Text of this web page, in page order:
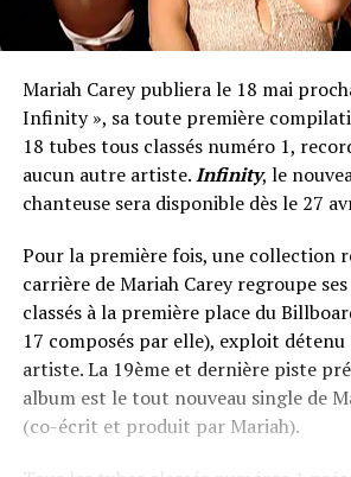
Mariah Carey publiera le 18 mai
Infinity », sa toute première
18 tubes tous classés numéro 1,
aucun autre artiste.Infinity, le
chanteuse sera disponible dès le 27
Pour la première fois, une collection
carrière de Mariah Carey regroupe
classés à la première place du
17 composés par elle), exploit
artiste. La 19ème et dernière piste
album est le tout nouveau single de
(co-écrit et produit par Mariah).